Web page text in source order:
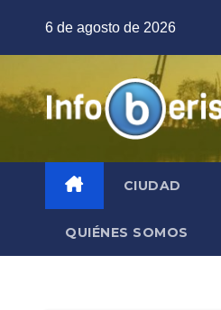
6 de agosto de 2026
CIUDAD
QUIÉNES SOMOS